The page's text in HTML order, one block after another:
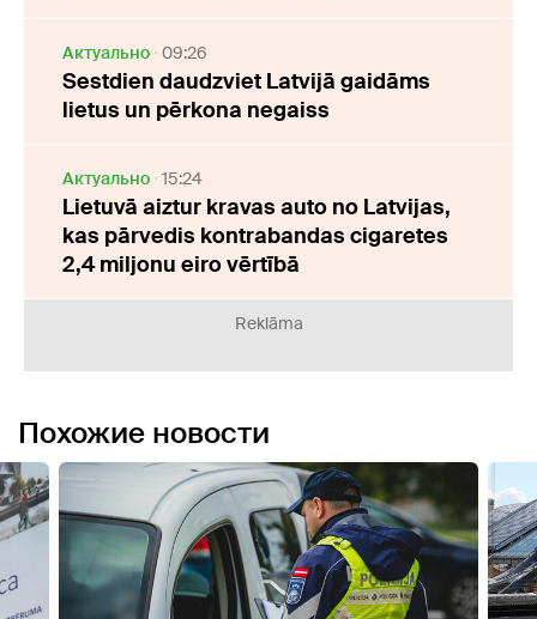
Актуально 09:26
Sestdien daudzviet Latvijā gaidāms
lietus un pērkona negaiss
Актуально 15:24
Lietuvā aiztur kravas auto no Latvijas,
kas pārvedis kontrabandas cigaretes
2,4 miljonu eiro vērtībā
Reklāma
Похожие новости